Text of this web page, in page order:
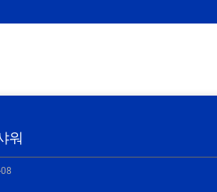
워